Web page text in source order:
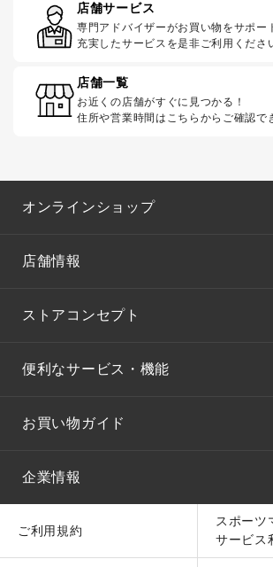
店舗サービス
専門アドバイザーがお買い物をサポー
充実したサービスを是非ご利用くださ
店舗一覧
お近くの店舗がすぐに見つかる！
住所や営業時間はこちらからご確認で
オンラインショップ
店舗情報
ストアコンセプト
便利なサービス・機能
お買い物ガイド
企業情報
ご利用規約
スポーツ
サービス